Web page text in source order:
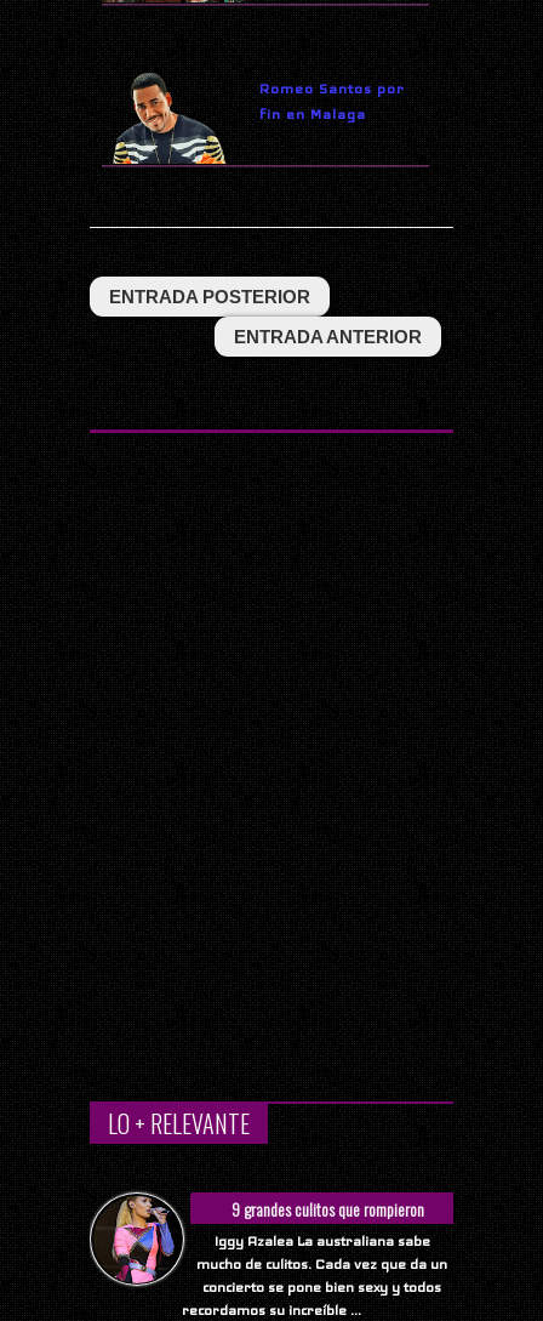
Romeo Santos por
fin en Malaga
ENTRADA POSTERIOR
ENTRADA ANTERIOR
LO + RELEVANTE
9 grandes culitos que rompieron
Internet
Iggy Azalea La australiana sabe
mucho de culitos. Cada vez que da un
concierto se pone bien sexy y todos
recordamos su increíble ...